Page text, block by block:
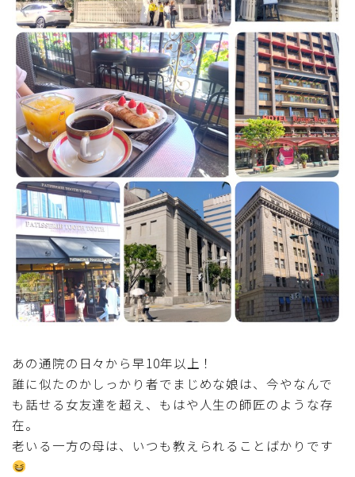
あの通院の日々から早10年以上！
誰に似たのかしっかり者でまじめな娘は、今やなんで
も話せる女友達を超え、もはや人生の師匠のような存
在。
老いる一方の母は、いつも教えられることばかりです